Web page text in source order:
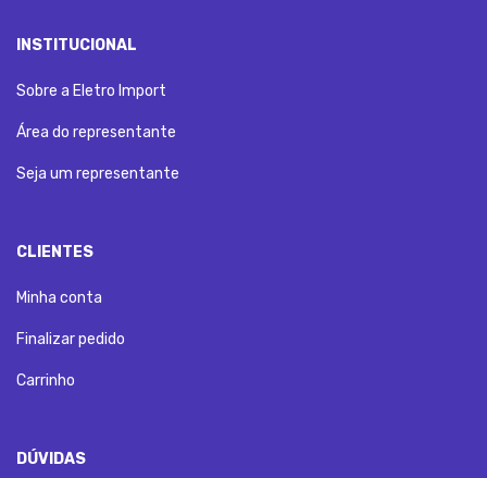
INSTITUCIONAL
Sobre a Eletro Import
Área do representante
Seja um representante
CLIENTES
Minha conta
Finalizar pedido
Carrinho
DÚVIDAS